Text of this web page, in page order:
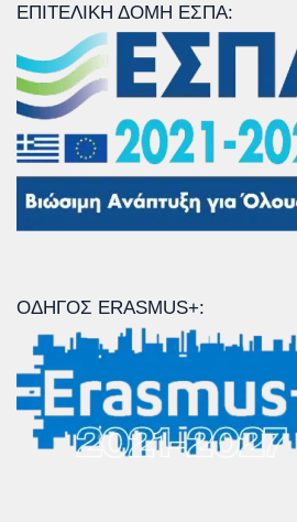
ΕΠΙΤΕΛΙΚΉ ΔΟΜΉ ΕΣΠΑ:
ΟΔΗΓΌΣ ERASMUS+: